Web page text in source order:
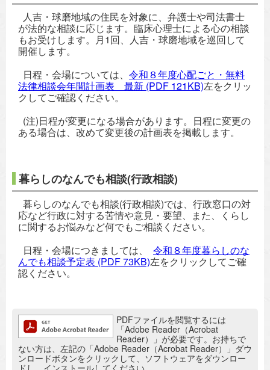
人吉・球磨地域の住民を対象に、弁護士や司法書士
が法的な相談に応じます。臨床心理士による心の相談
もお受けします。月1回、人吉・球磨地域を巡回して
開催します。
日程・会場については、 令和８年度心配ごと・無料
法律相談会年間計画表＿最新 (PDF 121KB)左をクリッ
クしてご確認ください。
(注)日程が変更になる場合があります。日程に変更の
ある場合は、改めて変更後の計画表を掲載します。
暮らしのなんでも相談(行政相談)
暮らしのなんでも相談(行政相談)では、行政窓口の対
応など行政に対する苦情や意見・要望、また、くらし
に関するお悩みなど何でもご相談ください。
日程・会場につきましては、 令和８年度暮らしのな
んでも相談予定表 (PDF 73KB)左をクリックしてご確
認ください。
追加情報：PDFファイルPDFファイルを閲覧するには
「Adobe Reader（Acrobat
Reader）」が必要です。お持ちで
ない方は、左記の「Adobe Reader（Acrobat Reader）」ダウ
ンロードボタンをクリックして、ソフトウェアをダウンロー
ドし、インストールしてください。